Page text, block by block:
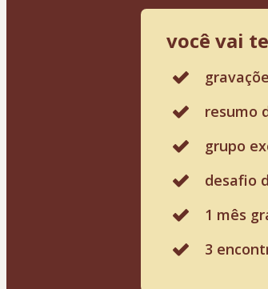
você vai
resumo
grupo
desafio
1 mês
3